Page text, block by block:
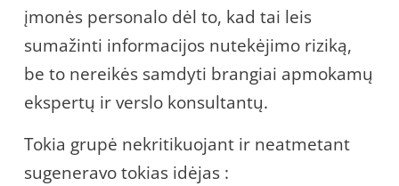
įmonės personalo dėl to, kad tai leis
sumažinti informacijos nutekėjimo riziką,
be to nereikės samdyti brangiai apmokamų
ekspertų ir verslo konsultantų.
Tokia grupė nekritikuojant ir neatmetant
sugeneravo tokias idėjas :